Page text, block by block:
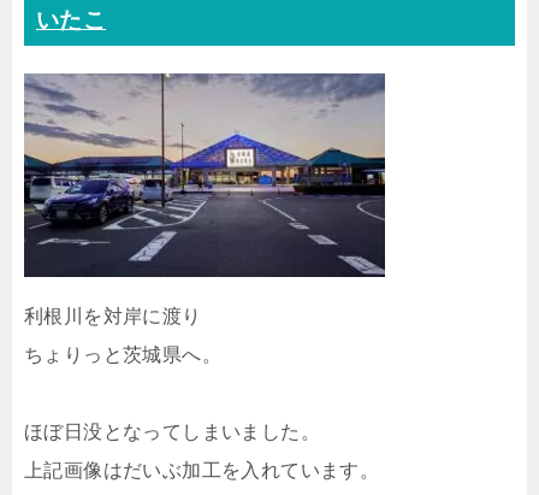
いたこ
利根川を対岸に渡り
ちょりっと茨城県へ。
ほぼ日没となってしまいました。
上記画像はだいぶ加工を入れています。